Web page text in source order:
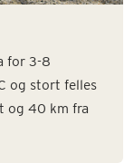
for 3-8
og stort felles
og 40 km fra